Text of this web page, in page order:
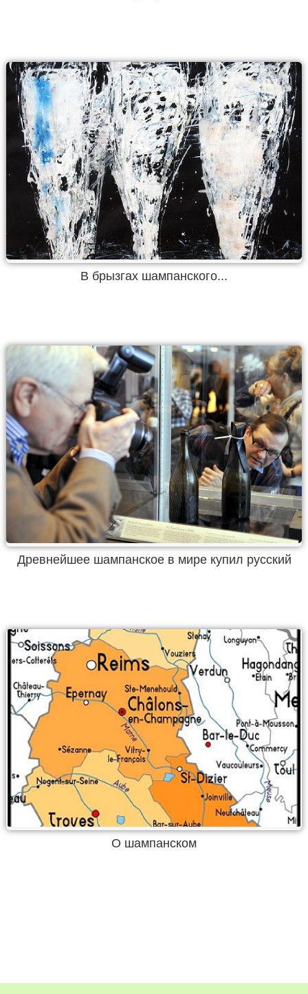
В брызгах шампанского...
Древнейшее шампанское в мире купил русский
О шампанском